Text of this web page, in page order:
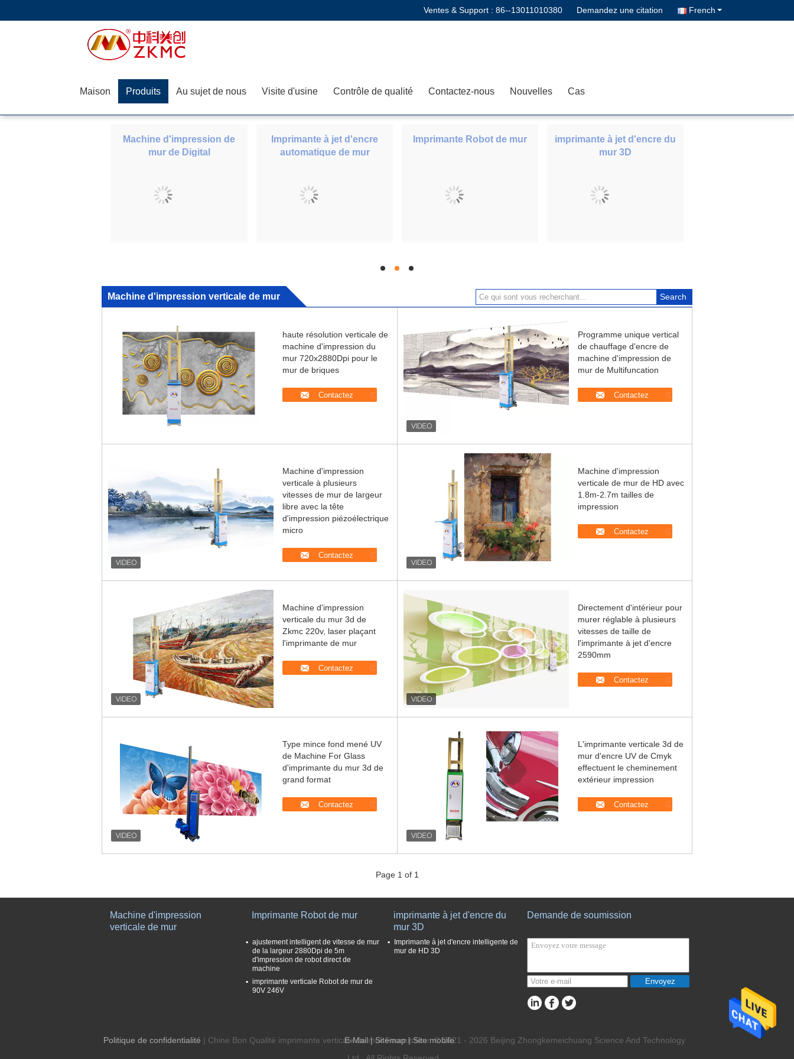
Ventes & Support : 86--13011010380 Demandez une citation French
Maison Produits Au sujet de nous Visite d'usine Contrôle de qualité Contactez-nous Nouvelles Cas
Machine d'impression de
mur de Digital
Imprimante à jet d'encre
automatique de mur
Imprimante Robot de mur
imprimante à jet d'encre du
mur 3D
hd hd hd
Machine d'impression verticale de mur
haute résolution verticale de
machine d'impression du
mur 720x2880Dpi pour le
mur de briques
Contactez
Programme unique vertical
de chauffage d'encre de
machine d'impression de
mur de Multifuncation
Contactez
Machine d'impression
verticale à plusieurs
vitesses de mur de largeur
libre avec la tête
d'impression piézoélectrique
micro
Contactez
Machine d'impression
verticale de mur de HD avec
1.8m-2.7m tailles de
impression
Contactez
Machine d'impression
verticale du mur 3d de
Zkmc 220v, laser plaçant
l'imprimante de mur
Contactez
Directement d'intérieur pour
murer réglable à plusieurs
vitesses de taille de
l'imprimante à jet d'encre
2590mm
Contactez
Type mince fond mené UV
de Machine For Glass
d'imprimante du mur 3d de
grand format
Contactez
L'imprimante verticale 3d de
mur d'encre UV de Cmyk
effectuent le cheminement
extérieur impression
Contactez
Page 1 of 1
Machine d'impression
verticale de mur
Imprimante Robot de mur
ajustement intelligent de vitesse de mur
de la largeur 2880Dpi de 5m
d'impression de robot direct de
machine
imprimante verticale Robot de mur de
90V 246V
imprimante à jet d'encre du
mur 3D
Imprimante à jet d'encre intelligente de
mur de HD 3D
Demande de soumission
Envoyez
E-Mail|Sitemap | Site mobile
Politique de confidentialité | Chine Bon Qualité imprimante verticale de mur Fournisseur. © 2021 - 2026 Beijing Zhongkemeichuang Science And Technology